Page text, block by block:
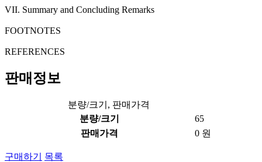
VII. Summary and Concluding Remarks
FOOTNOTES
REFERENCES
판매정보
분량/크기, 판매가격
분량/크기
65
판매가격
0 원
구매하기 목록